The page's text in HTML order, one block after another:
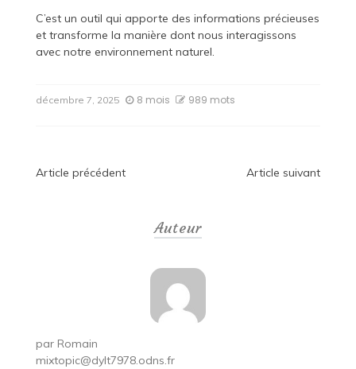
C’est un outil qui apporte des informations précieuses
et transforme la manière dont nous interagissons
avec notre environnement naturel.
décembre 7, 2025 8 mois 989 mots
Navigation
Article précédent Article suivant
Auteur
par Romain
mixtopic@dylt7978.odns.fr